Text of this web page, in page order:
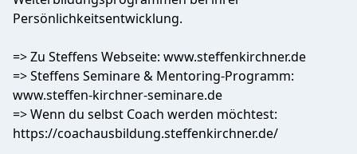
Persönlichkeitsentwicklung.
=> Zu Steffens Webseite: www.steffenkirchner.de
=> Steffens Seminare & Mentoring-Programm:
www.steffen-kirchner-seminare.de
=> Wenn du selbst Coach werden möchtest:
https://coachausbildung.steffenkirchner.de/